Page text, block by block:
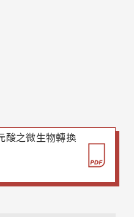
酸之微生物轉換